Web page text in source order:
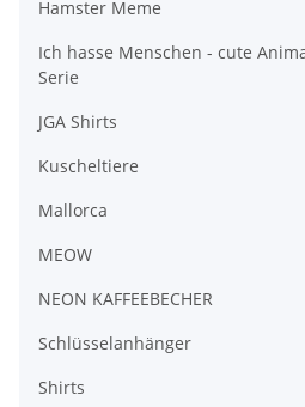
Hamster Meme
Ich hasse Menschen - cute
Serie
JGA Shirts
Kuscheltiere
Mallorca
MEOW
NEON KAFFEEBECHER
Schlüsselanhänger
Shirts